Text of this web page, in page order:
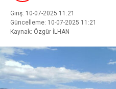
Giriş: 10-07-2025 11:21
Güncelleme: 10-07-2025 11:21
Kaynak: Özgür İLHAN